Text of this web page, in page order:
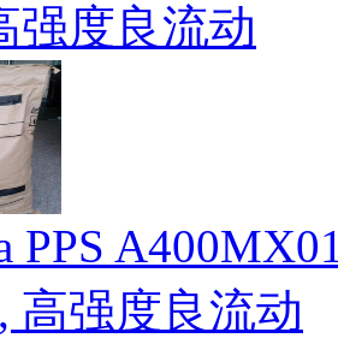
强度良流动
PPS
高强度良流动